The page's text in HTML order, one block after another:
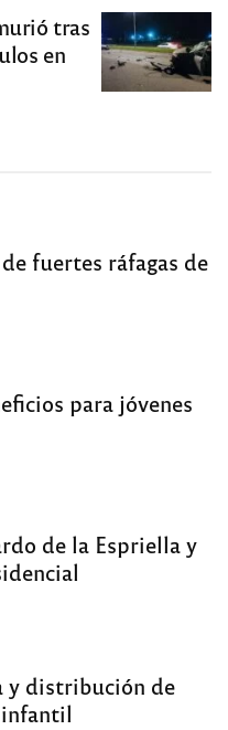
tras
en
fuertes ráfagas de
para jóvenes
de la Espriella y
y distribución de